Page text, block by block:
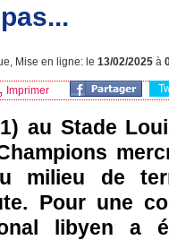
Mise en ligne: le 13/02/2025 à
Imprimer
au Stade
milieu de
Pour une
libyen a